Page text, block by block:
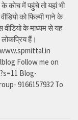
कोच में पहुंचे तो यहां भी
को फिल्मी गाने के
के माध्यम से यह
हैं।
www.spmittal.in
Follow me on
Blog-
9166157932 To